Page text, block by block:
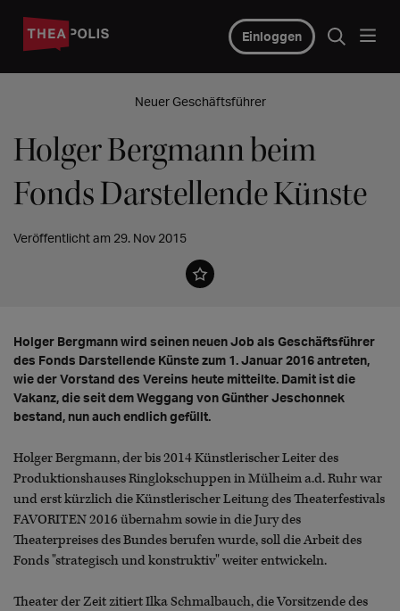
Einloggen
Neuer Geschäftsführer
Holger Bergmann beim
Fonds Darstellende Künste
Veröffentlicht am 29. Nov 2015
Holger Bergmann wird seinen neuen Job als Geschäftsführer
des Fonds Darstellende Künste zum 1. Januar 2016 antreten,
wie der Vorstand des Vereins heute mitteilte. Damit ist die
Vakanz, die seit dem Weggang von Günther Jeschonnek
bestand, nun auch endlich gefüllt.
Holger Bergmann, der bis 2014 Künstlerischer Leiter des
Produktionshauses Ringlokschuppen in Mülheim a.d. Ruhr war
und erst kürzlich die Künstlerischer Leitung des Theaterfestivals
FAVORITEN 2016 übernahm sowie in die Jury des
Theaterpreises des Bundes berufen wurde, soll die Arbeit des
Fonds "strategisch und konstruktiv" weiter entwickeln.
Theater der Zeit zitiert Ilka Schmalbauch, die Vorsitzende des